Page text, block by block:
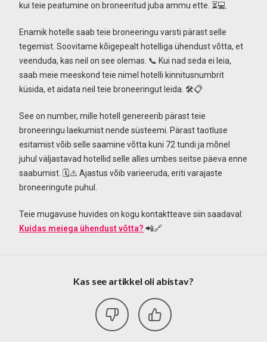
kui teie peatumine on broneeritud juba ammu ette. ⏳💻
Enamik hotelle saab teie broneeringu varsti pärast selle
tegemist. Soovitame kõigepealt hotelliga ühendust võtta, et
veenduda, kas neil on see olemas. 📞 Kui nad seda ei leia,
saab meie meeskond teie nimel hotelli kinnitusnumbrit
küsida, et aidata neil teie broneeringut leida. 🛠️📋
See on number, mille hotell genereerib pärast teie
broneeringu laekumist nende süsteemi. Pärast taotluse
esitamist võib selle saamine võtta kuni 72 tundi ja mõnel
juhul väljastavad hotellid selle alles umbes seitse päeva enne
saabumist. 🗓️⚠️ Ajastus võib varieeruda, eriti varajaste
broneeringute puhul.
Teie mugavuse huvides on kogu kontaktteave siin saadaval:
Kuidas meiega ühendust võtta? 📲🔗
Kas see artikkel oli abistav?